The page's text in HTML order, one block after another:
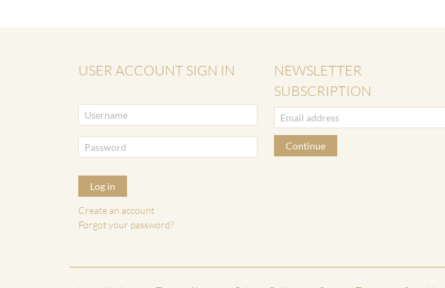
USER ACCOUNT SIGN IN
Log in
Create an account
Forgot your password?
NEWSLETTER
SUBSCRIPTION
Continue